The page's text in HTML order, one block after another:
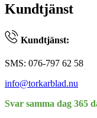
Kundtjänst
Kundtjänst:
SMS: 076-797 62 58
info@torkarblad.nu
Svar samma dag 365